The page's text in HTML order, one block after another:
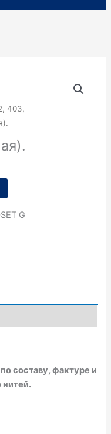
403,
G
составу, фактуре и
нитей.